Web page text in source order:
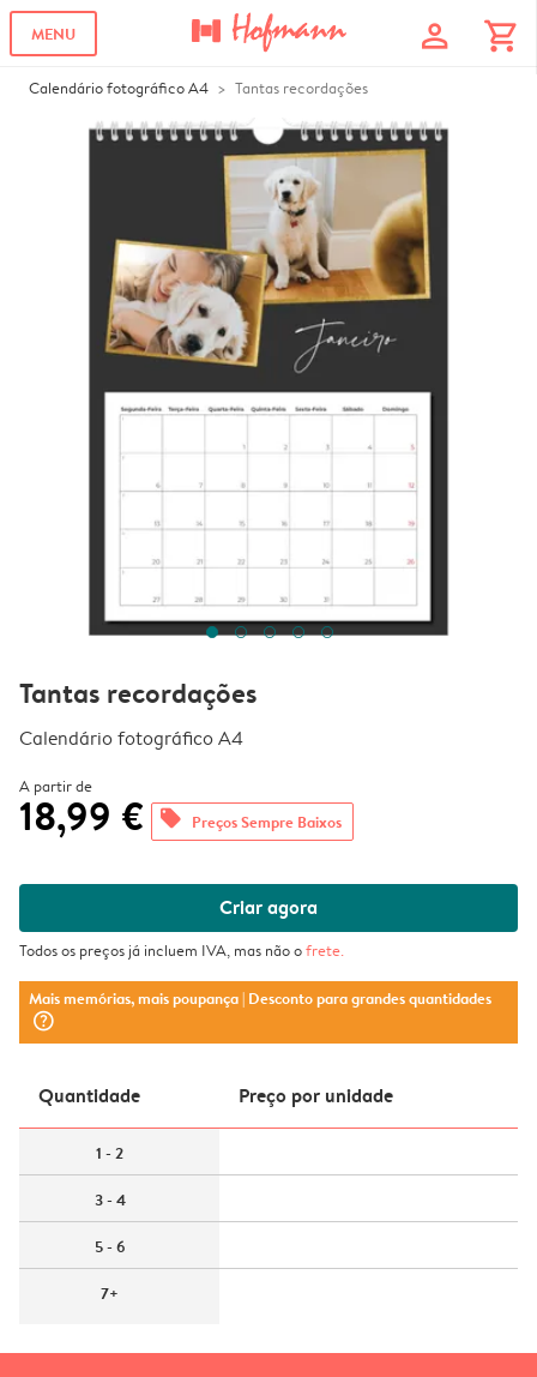
MENU profile shopping_cart
Calendário fotográfico A4 Tantas recordações
Tantas recordações
Calendário fotográfico A4
A partir de
18,99 € offers Preços Sempre Baixos
Criar agora
Todos os preços já incluem IVA, mas não ofrete.
Mais memórias, mais poupança| Desconto para grandes quantidades
question_mark_circle
Quantidade Preço por unidade
1 - 2
3 - 4
5 - 6
7+